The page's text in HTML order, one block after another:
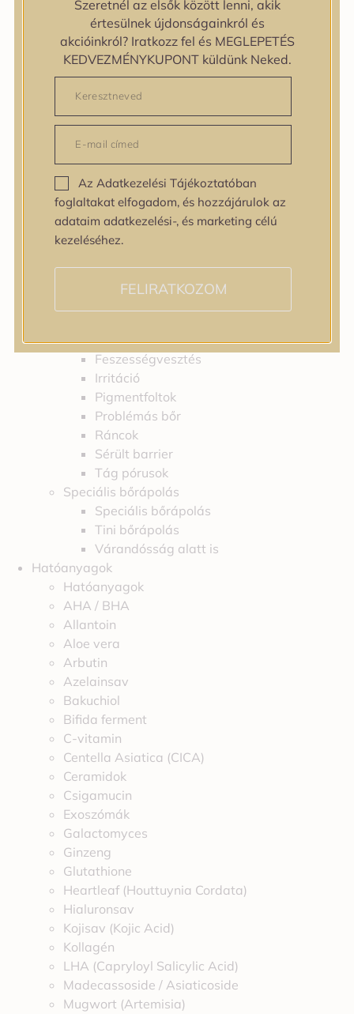
zipiderm
Bőrállapot
Bőrállapot
Bőrtípus
Bőrtípus
Kombinált
Száraz
Zsíros
Bőrprobléma
Bőrprobléma
Bőrpír
Dehidratált bőr
Egyenetlen bőrtextúra
Egyenetlen tónus
Fakóság
Feszességvesztés
Irritáció
Pigmentfoltok
Problémás bőr
Ráncok
Sérült barrier
Tág pórusok
Speciális bőrápolás
Speciális bőrápolás
Tini bőrápolás
Várandósság alatt is
Hatóanyagok
Hatóanyagok
AHA / BHA
Allantoin
Aloe vera
Arbutin
Azelainsav
Bakuchiol
Bifida ferment
C-vitamin
Centella Asiatica (CICA)
Ceramidok
Csigamucin
Exoszómák
Galactomyces
Ginzeng
Glutathione
Heartleaf (Houttuynia Cordata)
Hialuronsav
Kojisav (Kojic Acid)
Kollagén
LHA (Capryloyl Salicylic Acid)
Madecassoside / Asiaticoside
Mugwort (Artemisia)
Szeretnél az elsők között lenni, akik
értesülnek újdonságainkról és
akcióinkról? Iratkozz fel és MEGLEPETÉS
KEDVEZMÉNYKUPONT küldünk Neked.
Az Adatkezelési Tájékoztatóban
foglaltakat elfogadom, és hozzájárulok az
adataim adatkezelési-, és marketing célú
kezeléséhez.
FELIRATKOZOM